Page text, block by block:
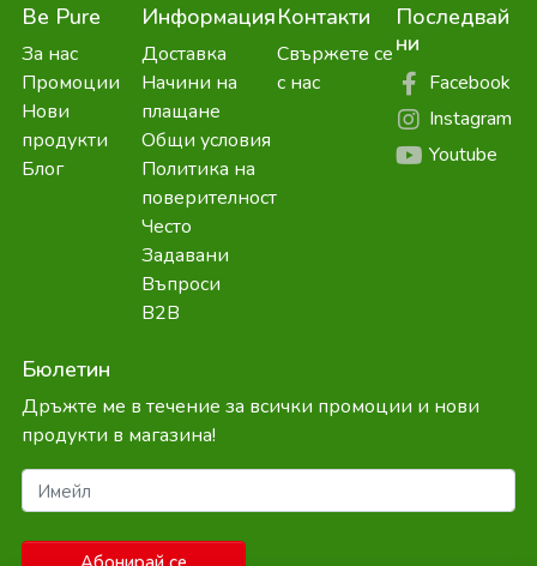
Be Pure
За нас
Промоции
Нови
продукти
Блог
Информация
Доставка
Начини на
плащане
Общи условия
Политика на
поверителност
Често
Задавани
Въпроси
B2B
Контакти
Свържете се
с нас
Последвай
ни
Facebook
Instagram
Youtube
Бюлетин
Дръжте ме в течение за всички промоции и нови
продукти в магазина!
Имейл